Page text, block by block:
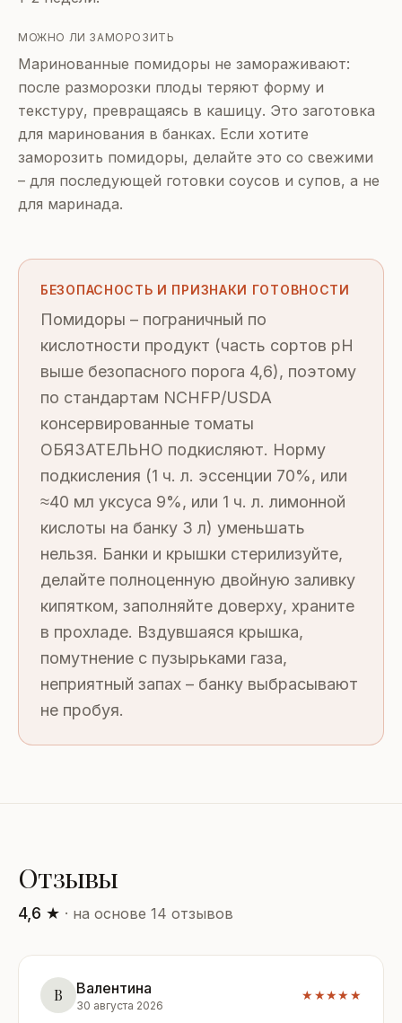
МОЖНО ЛИ ЗАМОРОЗИТЬ
Маринованные помидоры не замораживают:
после разморозки плоды теряют форму и
текстуру, превращаясь в кашицу. Это заготовка
для маринования в банках. Если хотите
заморозить помидоры, делайте это со свежими
– для последующей готовки соусов и супов, а не
для маринада.
БЕЗОПАСНОСТЬ И ПРИЗНАКИ ГОТОВНОСТИ
Помидоры – пограничный по
кислотности продукт (часть сортов pH
выше безопасного порога 4,6), поэтому
по стандартам NCHFP/USDA
консервированные томаты
ОБЯЗАТЕЛЬНО подкисляют. Норму
подкисления (1 ч. л. эссенции 70%, или
≈40 мл уксуса 9%, или 1 ч. л. лимонной
кислоты на банку 3 л) уменьшать
нельзя. Банки и крышки стерилизуйте,
делайте полноценную двойную заливку
кипятком, заполняйте доверху, храните
в прохладе. Вздувшаяся крышка,
помутнение с пузырьками газа,
неприятный запах – банку выбрасывают
не пробуя.
Отзывы
4,6 ★ · на основе 14 отзывов
В Валентина
30 августа 2026
★★★★★